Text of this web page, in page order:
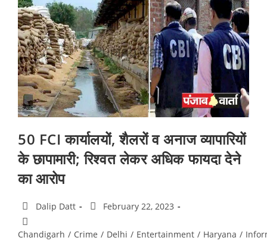
50 FCI कार्यालयों, शैलरों व अनाज व्यापारियों
के छापामारी; रिश्वत लेकर अधिक फायदा देने
का आरोप
Dalip Datt February 22, 2023
Chandigarh / Crime / Delhi / Entertainment / Haryana /